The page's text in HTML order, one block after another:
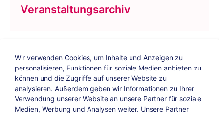
Veranstaltungsarchiv
Bildungs-Blog| Instagram| Facebook|
Wir verwenden Cookies, um Inhalte und Anzeigen zu
personalisieren, Funktionen für soziale Medien anbieten zu
können und die Zugriffe auf unserer Website zu
analysieren. Außerdem geben wir Informationen zu Ihrer
Verwendung unserer Website an unsere Partner für soziale
Medien, Werbung und Analysen weiter. Unsere Partner